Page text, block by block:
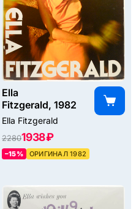
Ella
Fitzgerald, 1982
Ella Fitzgerald
22801938 ₽
–15% ОРИГИНАЛ 1982